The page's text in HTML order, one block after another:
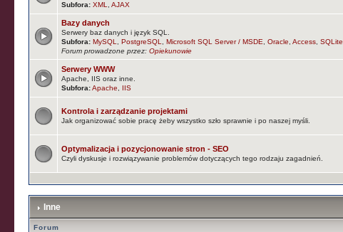
Subfora: XML ,AJAX
Bazy danych
Serwery baz danych i język SQL.
Subfora: MySQL ,PostgreSQL ,Microsoft SQL Server / MSDE ,Oracle ,Access ,SQLite
Forum prowadzone przez:Opiekunowie
Serwery WWW
Apache, IIS oraz inne.
Subfora: Apache IIS
Kontrola i zarządzanie projektami
Jak organizować sobie pracę żeby wszystko szło sprawnie i po naszej myśli.
Optymalizacja i pozycjonowanie stron - SEO
Czyli dyskusje i rozwiązywanie problemów dotyczących tego rodzaju zagadnień.
Inne
Forum